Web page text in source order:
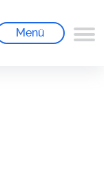
Menü